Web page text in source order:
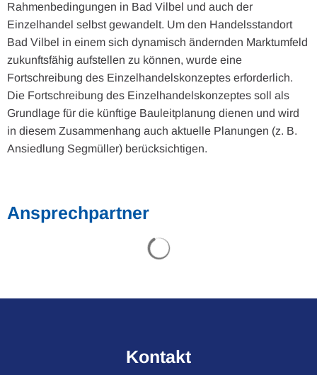
Rahmenbedingungen in Bad Vilbel und auch der
Einzelhandel selbst gewandelt. Um den Handelsstandort
Bad Vilbel in einem sich dynamisch ändernden Marktumfeld
zukunftsfähig aufstellen zu können, wurde eine
Fortschreibung des Einzelhandelskonzeptes erforderlich.
Die Fortschreibung des Einzelhandelskonzeptes soll als
Grundlage für die künftige Bauleitplanung dienen und wird
in diesem Zusammenhang auch aktuelle Planungen (z. B.
Ansiedlung Segmüller) berücksichtigen.
Ansprechpartner
Kontakt